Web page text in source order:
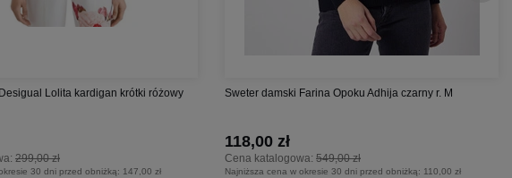
Lolita kardigan krótki różowy
299,00 zł
30 dni przed obniżką: 147,00 zł
Sweter damski Farina Opoku Adhija czarny r. M
Cena katalogowa: 549,00 zł
118,00 zł
Najniższa cena w okresie 30 dni przed obniżką: 110,00 zł